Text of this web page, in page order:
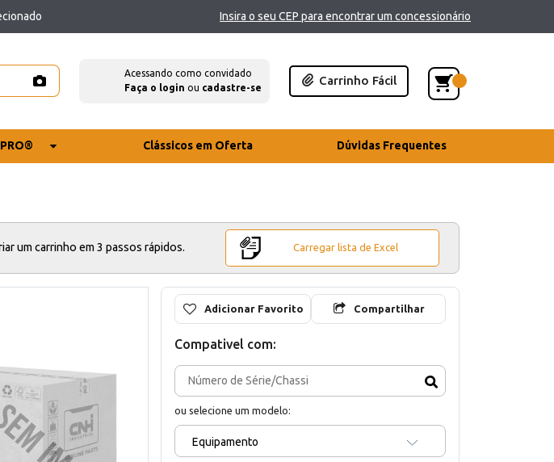
Insira o seu CEP para encontrar um concessionário
Acessando como convidado
Faça o login ou cadastre-se
Carrinho Fácil
Clássicos em Oferta Dúvidas Frequentes
um carrinho em 3 passos rápidos. Carregar lista de Excel
Adicionar Favorito Compartilhar
Compativel com:
ou selecione um modelo:
Equipamento